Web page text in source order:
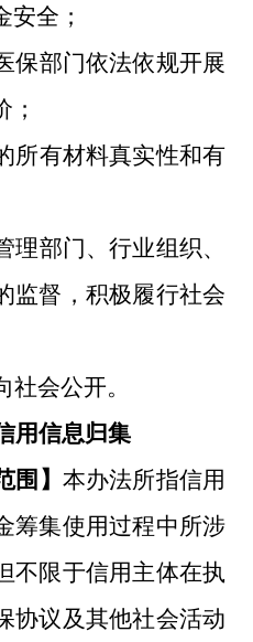
全；
保部门依法依规开展
所有材料真实性和有
理部门、行业组织、
监督，积极履行社会
社会公开。
用信息归集
围 】 本办法所指信用
筹集使用过程中所涉
不限于信用主体在执
协议及其他社会活动